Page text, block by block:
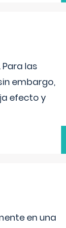
las
embargo,
efecto y
en una